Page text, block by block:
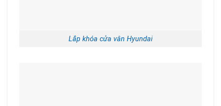
Lắp khóa cửa vân Hyundai